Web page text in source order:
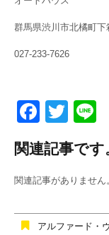
群馬県渋川市北橘町下
027-233-7626
F
a
c
e
o
T
tt
er
e
関連記事です
関連記事がありません
アルファード・